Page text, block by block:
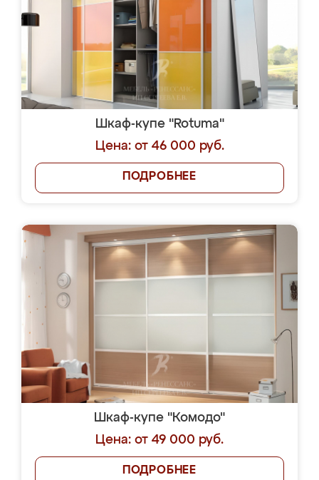
Шкаф-купе "Rotuma"
Цена: от 46 000 руб.
ПОДРОБНЕЕ
Шкаф-купе "Комодо"
Цена: от 49 000 руб.
ПОДРОБНЕЕ